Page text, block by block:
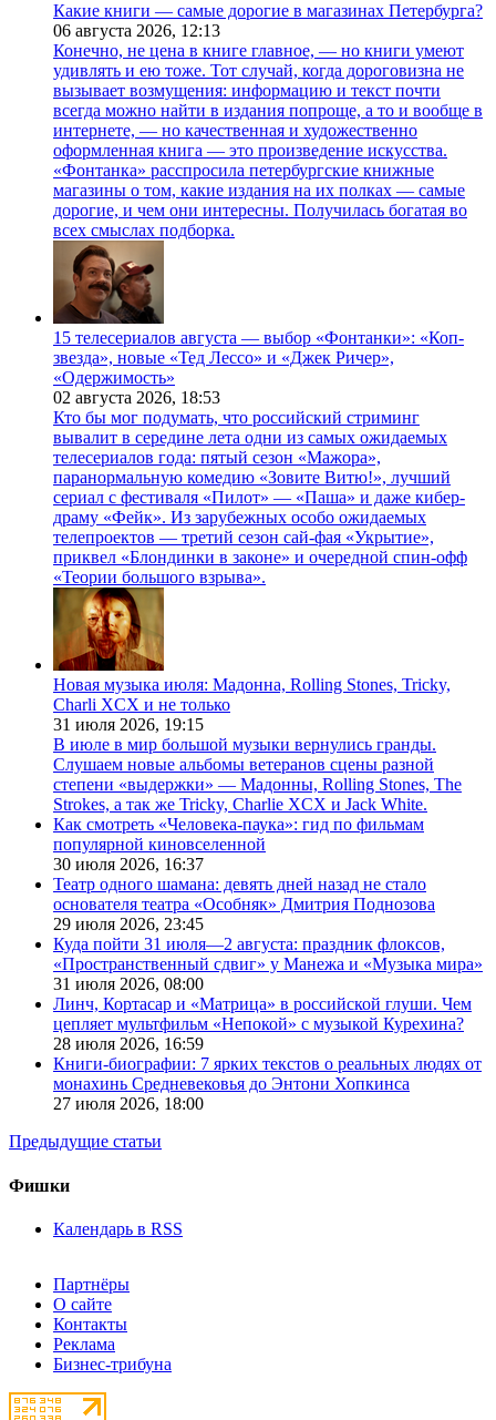
Какие книги — самые дорогие в магазинах Петербурга?
06 августа 2026, 12:13
Конечно, не цена в книге главное, — но книги умеют
удивлять и ею тоже. Тот случай, когда дороговизна не
вызывает возмущения: информацию и текст почти
всегда можно найти в издания попроще, а то и вообще в
интернете, — но качественная и художественно
оформленная книга — это произведение искусства.
«Фонтанка» расспросила петербургские книжные
магазины о том, какие издания на их полках — самые
дорогие, и чем они интересны. Получилась богатая во
всех смыслах подборка.
15 телесериалов августа — выбор «Фонтанки»: «Коп-
звезда», новые «Тед Лессо» и «Джек Ричер»,
«Одержимость»
02 августа 2026, 18:53
Кто бы мог подумать, что российский стриминг
вывалит в середине лета одни из самых ожидаемых
телесериалов года: пятый сезон «Мажора»,
паранормальную комедию «Зовите Витю!», лучший
сериал с фестиваля «Пилот» — «Паша» и даже кибер-
драму «Фейк». Из зарубежных особо ожидаемых
телепроектов — третий сезон сай-фая «Укрытие»,
приквел «Блондинки в законе» и очередной спин-офф
«Теории большого взрыва».
Новая музыка июля: Мадонна, Rolling Stones, Tricky,
Charli XCX и не только
31 июля 2026, 19:15
В июле в мир большой музыки вернулись гранды.
Слушаем новые альбомы ветеранов сцены разной
степени «выдержки» — Мадонны, Rolling Stones, The
Strokes, а так же Tricky, Charlie XCX и Jack White.
Как смотреть «Человека-паука»: гид по фильмам
популярной киновселенной
30 июля 2026, 16:37
Театр одного шамана: девять дней назад не стало
основателя театра «Особняк» Дмитрия Поднозова
29 июля 2026, 23:45
Куда пойти 31 июля—2 августа: праздник флоксов,
«Пространственный сдвиг» у Манежа и «Музыка мира»
31 июля 2026, 08:00
Линч, Кортасар и «Матрица» в российской глуши. Чем
цепляет мультфильм «Непокой» с музыкой Курехина?
28 июля 2026, 16:59
Книги-биографии: 7 ярких текстов о реальных людях от
монахинь Средневековья до Энтони Хопкинса
27 июля 2026, 18:00
Предыдущие статьи
Фишки
Календарь в RSS
Партнёры
О сайте
Контакты
Реклама
Бизнес-трибуна